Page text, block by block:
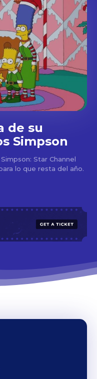
de su
Simpson
Star Channel
lo que resta del año.